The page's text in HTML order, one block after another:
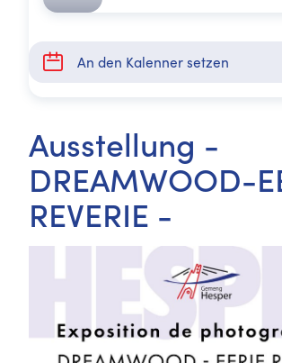
An den Kalenner setzen
Ausstellung -
DREAMWOOD-
REVERIE -